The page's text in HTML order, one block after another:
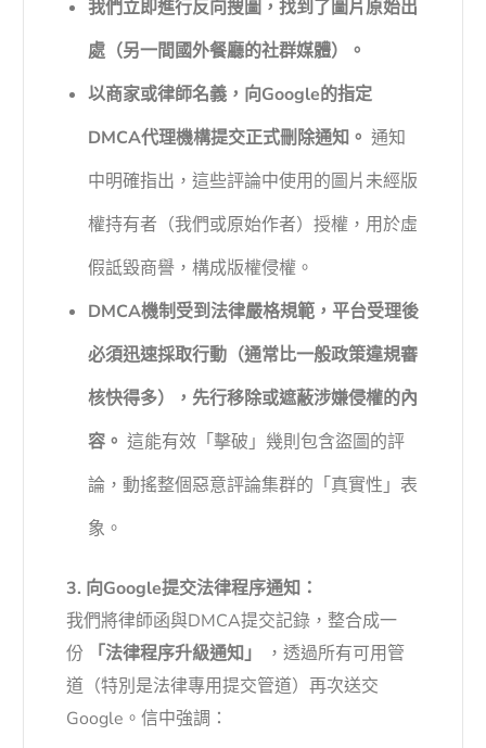
我們立即進行反向搜圖，找到了圖片原始出
處（另一間國外餐廳的社群媒體）。
以商家或律師名義，向Google的指定
DMCA代理機構提交正式刪除通知。 通知
中明確指出，這些評論中使用的圖片未經版
權持有者（我們或原始作者）授權，用於虛
假詆毀商譽，構成版權侵權。
DMCA機制受到法律嚴格規範，平台受理後
必須迅速採取行動（通常比一般政策違規審
核快得多），先行移除或遮蔽涉嫌侵權的內
容。 這能有效「擊破」幾則包含盜圖的評
論，動搖整個惡意評論集群的「真實性」表
象。
3. 向Google提交法律程序通知：
我們將律師函與DMCA提交記錄，整合成一
份
「法律程序升級通知」
，透過所有可用管
道（特別是法律專用提交管道）再次送交
Google。信中強調：